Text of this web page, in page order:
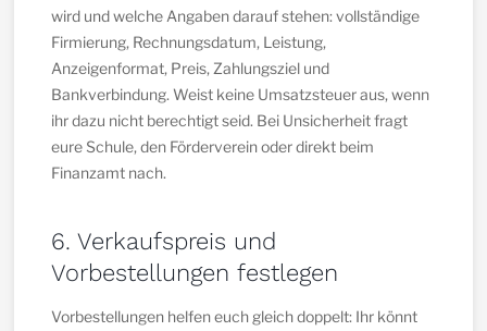
wird und welche Angaben darauf stehen: vollständige
Firmierung, Rechnungsdatum, Leistung,
Anzeigenformat, Preis, Zahlungsziel und
Bankverbindung. Weist keine Umsatzsteuer aus, wenn
ihr dazu nicht berechtigt seid. Bei Unsicherheit fragt
eure Schule, den Förderverein oder direkt beim
Finanzamt nach.
6. Verkaufspreis und
Vorbestellungen festlegen
Vorbestellungen helfen euch gleich doppelt: Ihr könnt